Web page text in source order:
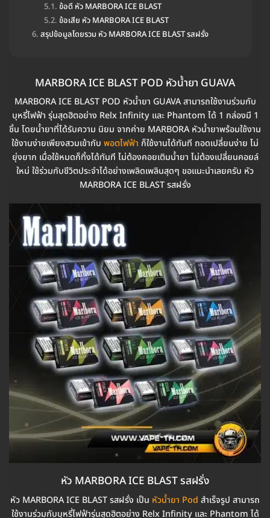
ข้อดี หัว MARBORA ICE BLAST
ข้อเสีย หัว MARBORA ICE BLAST
สรุปข้อมูลโดยรวม หัว MARBORA ICE BLAST รสฝรั่ง
MARBORA ICE BLAST POD หัวน้ำยา GUAVA
MARBORA ICE BLAST POD หัวน้ำยา GUAVA สามารถใช้งานร่วมกับ
บุหรี่ไฟฟ้า รุ่นสุดฮิตอย่าง Relx Infinity และ Phantom ได้ 1 กล่องมี 1
ชิ้น โดยน้ำยาที่ได้รับความ นิยม จากค่าย MARBORA หัวน้ำยาพร้อมใช้งาน
ใช้งานง่ายเพียงสวมเข้ากับ พอตไฟฟ้า ก็ใช้งานได้ทันที ถอดเปลี่ยนง่าย ไม่
ยุ่งยาก เมื่อใช้หมดก็ทิ้งได้ทันที ไม่ต้องคอยเติมน้ำยา ไม่ต้องเปลี่ยนคอยล์
ใหม่ ใช้ร่วมกับชีวิตประจำได้อย่างเพลิดเพลินสุดๆ ขอแนะนำเลยครับ หัว
MARBORA ICE BLAST รสฝรั่ง
หัว MARBORA ICE BLAST รสฝรั่ง
หัว MARBORA ICE BLAST รสฝรั่ง เป็น หัวน้ำยา Pod สำเร็จรูป สามารถ
ใช้งานร่วมกับบุหรี่ไฟฟ้ารุ่นสุดฮิตอย่าง Relx Infinity และ Phantom ได้